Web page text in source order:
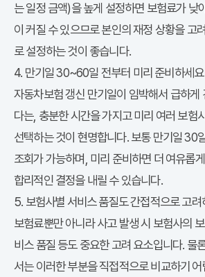
는 일정 금액)을 높게 설정하면 보험료가 낮
이 커질 수 있으므로 본인의 재정 상황을 고
로 설정하는 것이 좋습니다.
4. 만기일 30~60일 전부터 미리 준비하세요
자동차보험 갱신 만기일이 임박해서 급하게
다는, 충분한 시간을 가지고 미리 여러 보험
선택하는 것이 현명합니다. 보통 만기일 30
조회가 가능하며, 미리 준비하면 더 여유롭
합리적인 결정을 내릴 수 있습니다.
5. 보험사별 서비스 품질도 간접적으로 고려
보험료뿐만 아니라 사고 발생 시 보험사의
비스 품질 등도 중요한 고려 요소입니다. 물
서는 이러한 부분을 직접적으로 비교하기